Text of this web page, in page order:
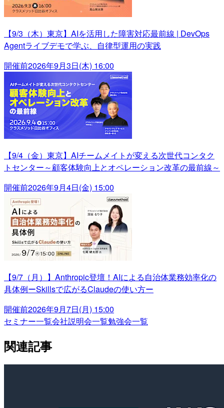
【9/3（木）東京】AIを活用した障害対応最前線 | DevOps
Agentライブデモで学ぶ、自律型運用の実践
開催前2026年9月3日(木) 16:00
【9/4（金）東京】AIチームメイトが変える次世代コンタク
トセンター～顧客体験向上とオペレーション改革の最前線～
開催前2026年9月4日(金) 15:00
【9/7（月）】Anthropic登壇！AIによる自治体業務効率化の
具体例ーSkillsで広がるClaudeの使い方ー
開催前2026年9月7日(月) 15:00
セミナー一覧会社説明会一覧勉強会一覧
関連記事